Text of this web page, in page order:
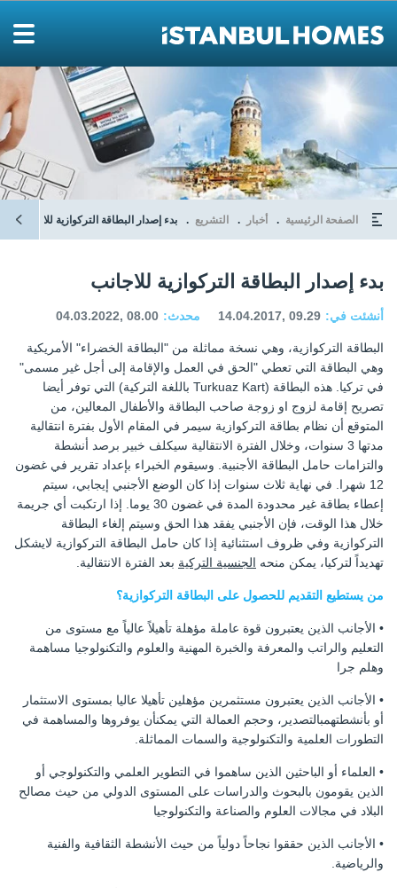
الصفحة الرئيسية أخبار التشريع بدء إصدار البطاقة التركوازية للاجانب
بدء إصدار البطاقة التركوازية للاجانب
أنشئت في: 14.04.2017, 09.29 محدث: 04.03.2022, 08.00
البطاقة التركوازية، وهي نسخة مماثلة من "البطاقة الخضراء" الأمريكية
وهي البطاقة التي تعطي "الحق في العمل والإقامة إلى أجل غير مسمى"
في تركيا. هذه البطاقة (Turkuaz Kart باللغة التركية) التي توفر أيضا
تصريح إقامة لزوج او زوجة صاحب البطاقة والأطفال المعالين، من
المتوقع أن نظام بطاقة التركوازية سيمر في المقام الأول بفترة انتقالية
مدتها 3 سنوات، وخلال الفترة الانتقالية سيكلف خبير برصد أنشطة
والتزامات حامل البطاقة الأجنبية. وسيقوم الخبراء بإعداد تقرير في غضون
12 شهرا. في نهاية ثلاث سنوات إذا كان الوضع الأجنبي إيجابي، سيتم
إعطاء بطاقة غير محدودة المدة في غضون 30 يوما. إذا ارتكبت أي جريمة
خلال هذا الوقت، فإن الأجنبي يفقد هذا الحق وسيتم إلغاء البطاقة
التركوازية وفي ظروف استثنائية إذا كان حامل البطاقة التركوازية لايشكل
تهديداً لتركيا، يمكن منحه الجنسية التركية بعد الفترة الانتقالية.
من يستطيع التقديم للحصول على البطاقة التركوازية؟
• الأجانب الذين يعتبرون قوة عاملة مؤهلة تأهيلاً عالياً مع مستوى من
التعليم والراتب والمعرفة والخبرة المهنية والعلوم والتكنولوجيا مساهمة
وهلم جرا
• الأجانب الذين يعتبرون مستثمرين مؤهلين تأهيلا عاليا بمستوى الاستثمار
أو بأنشطتهمبالتصدير، وحجم العمالة التي يمكنأن يوفروها والمساهمة في
التطورات العلمية والتكنولوجية والسمات المماثلة.
• العلماء أو الباحثين الذين ساهموا في التطوير العلمي والتكنولوجي أو
الذين يقومون بالبحوث والدراسات على المستوى الدولي من حيث مصالح
البلاد في مجالات العلوم والصناعة والتكنولوجيا
• الأجانب الذين حققوا نجاحاً دولياً من حيث الأنشطة الثقافية والفنية
والرياضية.